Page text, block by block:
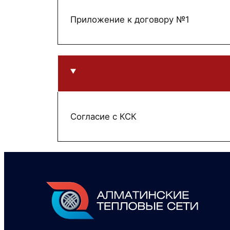
Приложение к договору №1
Согласие с КСК